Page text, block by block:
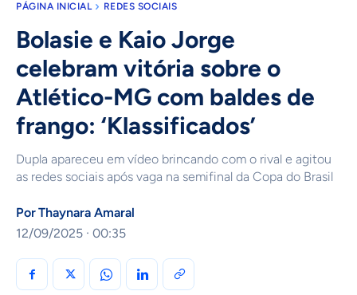
PÁGINA INICIAL REDES SOCIAIS
Bolasie e Kaio Jorge
celebram vitória sobre o
Atlético-MG com baldes de
frango: ‘Klassificados’
Dupla apareceu em vídeo brincando com o rival e agitou
as redes sociais após vaga na semifinal da Copa do Brasil
PorThaynara Amaral
12/09/2025 · 00:35